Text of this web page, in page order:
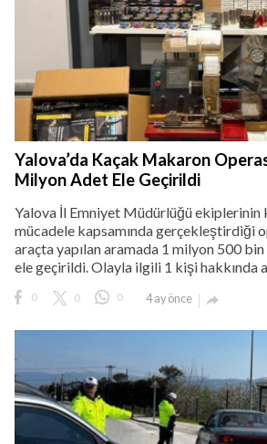
Yalova’da Kaçak Makaron
Milyon Adet Ele Geçirildi
Yalova İl Emniyet Müdürlüğü ekiplerinin
mücadele kapsamında gerçekleştirdiği
araçta yapılan aramada 1 milyon 500
ele geçirildi. Olayla ilgili 1 kişi hakkında
0 0 0 4 ay önce 